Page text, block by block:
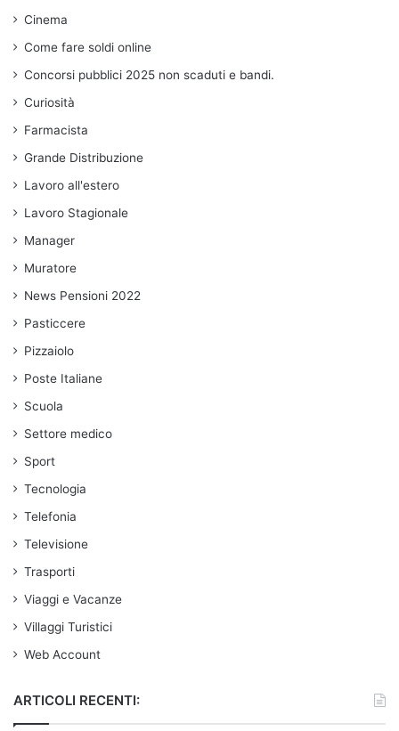
Cinema
Come fare soldi online
Concorsi pubblici 2025 non scaduti e bandi.
Curiosità
Farmacista
Grande Distribuzione
Lavoro all'estero
Lavoro Stagionale
Manager
Muratore
News Pensioni 2022
Pasticcere
Pizzaiolo
Poste Italiane
Scuola
Settore medico
Sport
Tecnologia
Telefonia
Televisione
Trasporti
Viaggi e Vacanze
Villaggi Turistici
Web Account
ARTICOLI RECENTI: